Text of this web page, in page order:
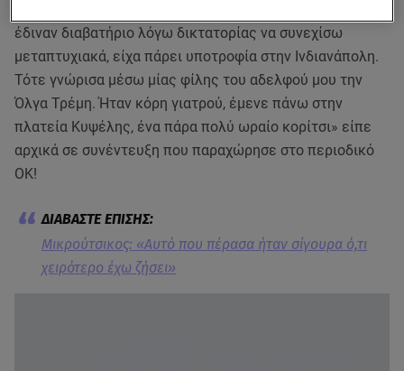
έδιναν διαβατήριο λόγω δικτατορίας να συνεχίσω
μεταπτυχιακά, είχα πάρει υποτροφία στην Ινδιανάπολη.
Τότε γνώρισα μέσω μίας φίλης του αδελφού μου την
Όλγα Τρέμη. Ήταν κόρη γιατρού, έμενε πάνω στην
πλατεία Κυψέλης, ένα πάρα πολύ ωραίο κορίτσι» είπε
αρχικά σε συνέντευξη που παραχώρησε στο περιοδικό
ΟΚ!
Μικρούτσικος: «Αυτό που πέρασα ήταν σίγουρα ό,τι
χειρότερο έχω ζήσει»